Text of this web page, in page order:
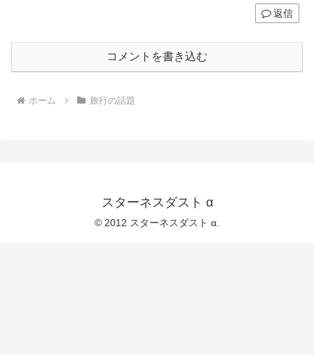
返信
コメントを書き込む
ホーム 旅行の話題
スターネスダスト α
© 2012 スターネスダスト α.